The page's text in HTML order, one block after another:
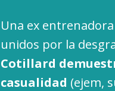
Una ex
unidos por la
Cotillard
casualidad (ejem,